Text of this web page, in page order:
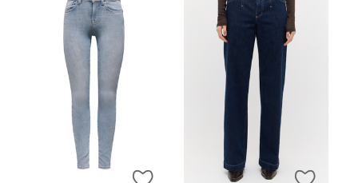
ZUR WUNSCHLISTE HINZUFÜGEN
ZUR